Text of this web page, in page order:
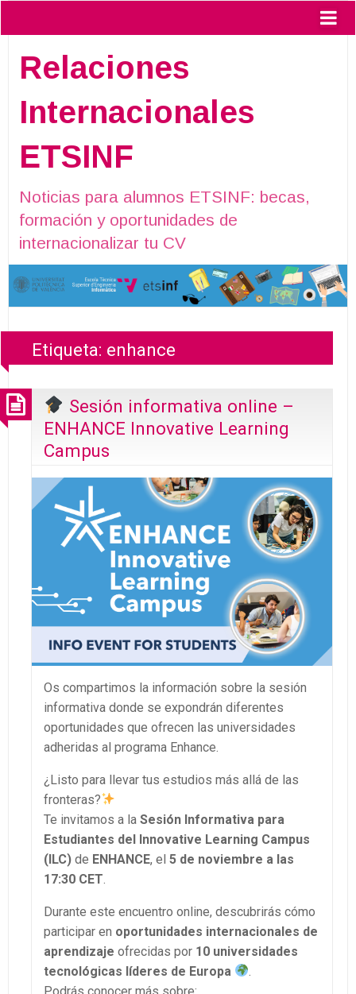
Relaciones
Internacionales
ETSINF
Noticias para alumnos ETSINF: becas,
formación y oportunidades de
internacionalizar tu CV
Etiqueta: enhance
Sesión informativa online –
ENHANCE Innovative Learning
Campus
Os compartimos la información sobre la sesión
informativa donde se expondrán diferentes
oportunidades que ofrecen las universidades
adheridas al programa Enhance.
¿Listo para llevar tus estudios más allá de las
fronteras?
Te invitamos a la Sesión Informativa para
Estudiantes del Innovative Learning Campus
(ILC) de ENHANCE, el 5 de noviembre a las
17:30 CET
Durante este encuentro online, descubrirás cómo
participar en oportunidades internacionales de
aprendizaje ofrecidas por 10 universidades
tecnológicas líderes de Europa
Podrás conocer más sobre: